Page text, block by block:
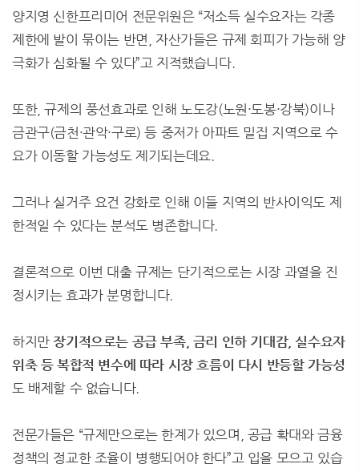
양지영 신한프리미어 전문위원은 “저소득 실수요자는 각종
제한에 발이 묶이는 반면, 자산가들은 규제 회피가 가능해 양
극화가 심화될 수 있다”고 지적했습니다.
또한, 규제의 풍선효과로 인해 노도강(노원·도봉·강북)이나
금관구(금천·관악·구로) 등 중저가 아파트 밀집 지역으로 수
요가 이동할 가능성도 제기되는데요.
그러나 실거주 요건 강화로 인해 이들 지역의 반사이익도 제
한적일 수 있다는 분석도 병존합니다.
결론적으로 이번 대출 규제는 단기적으로는 시장 과열을 진
정시키는 효과가 분명합니다.
하지만장기적으로는 공급 부족, 금리 인하 기대감, 실수요자
위축 등 복합적 변수에 따라 시장 흐름이 다시 반등할 가능성
도 배제할 수 없습니다.
전문가들은 “규제만으로는 한계가 있으며, 공급 확대와 금융
정책의 정교한 조율이 병행되어야 한다”고 입을 모으고 있습